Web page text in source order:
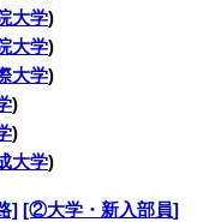
大学)
大学)
大学)
)
)
大学)
] [②大学・新入部員]